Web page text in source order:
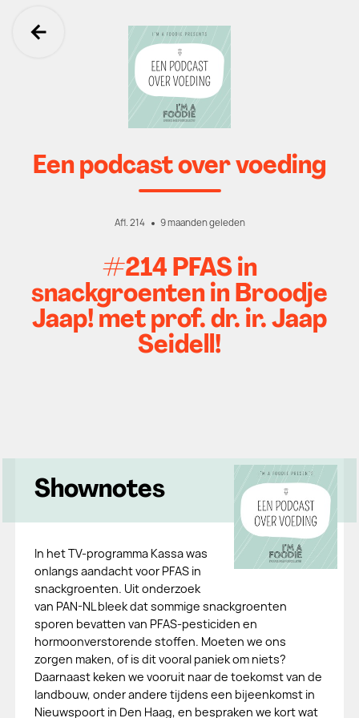
Ga terug
Een podcast over voeding
Afl. 214 9 maanden geleden
#214 PFAS in
snackgroenten in Broodje
Jaap! met prof. dr. ir. Jaap
Seidell!
Shownotes
In het TV-programma Kassa was
onlangs aandacht voor PFAS in
snackgroenten. Uit onderzoek
van PAN-NL bleek dat sommige snackgroenten
sporen bevatten van PFAS-pesticiden en
hormoonverstorende stoffen. Moeten we ons
zorgen maken, of is dit vooral paniek om niets?
Daarnaast keken we vooruit naar de toekomst van de
landbouw, onder andere tijdens een bijeenkomst in
Nieuwspoort in Den Haag, en bespraken we kort wat